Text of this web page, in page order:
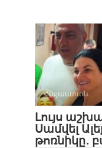
Հայաստան
Լույս
Սամվել
թոռնիկը․